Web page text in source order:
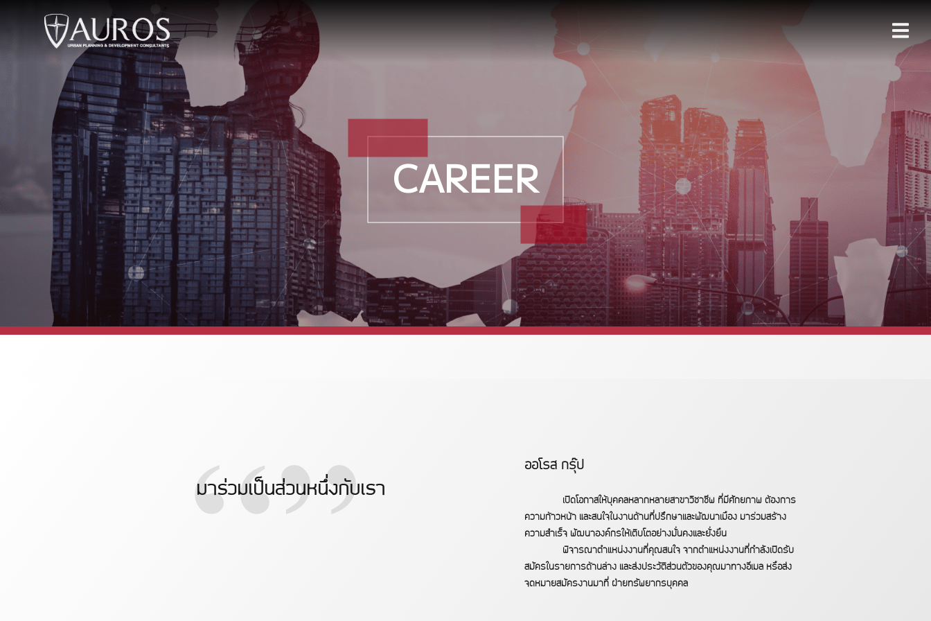
CAREER
มาร่วมเป็นส่วนหนึ่งกับเรา
“” ออโรส กรุ๊ป
เปิดโอกาสให้บุคคลหลากหลายสาขาวิชาชีพ ที่มีศักยภาพ ต้องการ
ความก้าวหน้า และสนใจในงานด้านที่ปรึกษาและพัฒนาเมือง มาร่วมสร้าง
ความสำเร็จ พัฒนาองค์กรให้เติบโตอย่างมั่นคงและยั่งยืน
พิจารณาตำแหน่งงานที่คุณสนใจ จากตำแหน่งงานที่กำลังเปิดรับ
สมัครในรายการด้านล่าง และส่งประวัติส่วนตัวของคุณมาทางอีเมล หรือส่ง
จดหมายสมัครงานมาที่ ฝ่ายทรัพยากรบุคคล